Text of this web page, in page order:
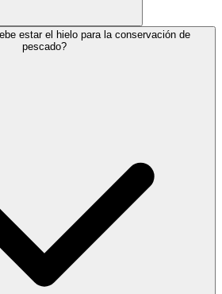
estar el hielo para la conservación de
pescado?